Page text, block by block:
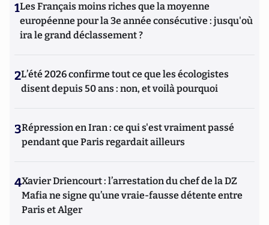
1Les Français moins riches que la moyenne
européenne pour la 3e année consécutive : jusqu'où
ira le grand déclassement ?
2L’été 2026 confirme tout ce que les écologistes
disent depuis 50 ans : non, et voilà pourquoi
3Répression en Iran : ce qui s'est vraiment passé
pendant que Paris regardait ailleurs
4Xavier Driencourt : l’arrestation du chef de la DZ
Mafia ne signe qu’une vraie-fausse détente entre
Paris et Alger